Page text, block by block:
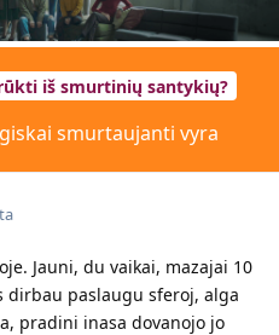
iš smurtinių santykių?
smurtaujanti vyra
Jauni, du vaikai, mazajai 10
dirbau paslaugu sferoj, alga
pradini inasa dovanojo jo